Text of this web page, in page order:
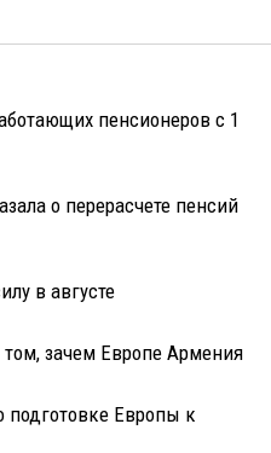
пенсионеров с 1
о перерасчете пенсий
в августе
зачем Европе Армения
Европы к